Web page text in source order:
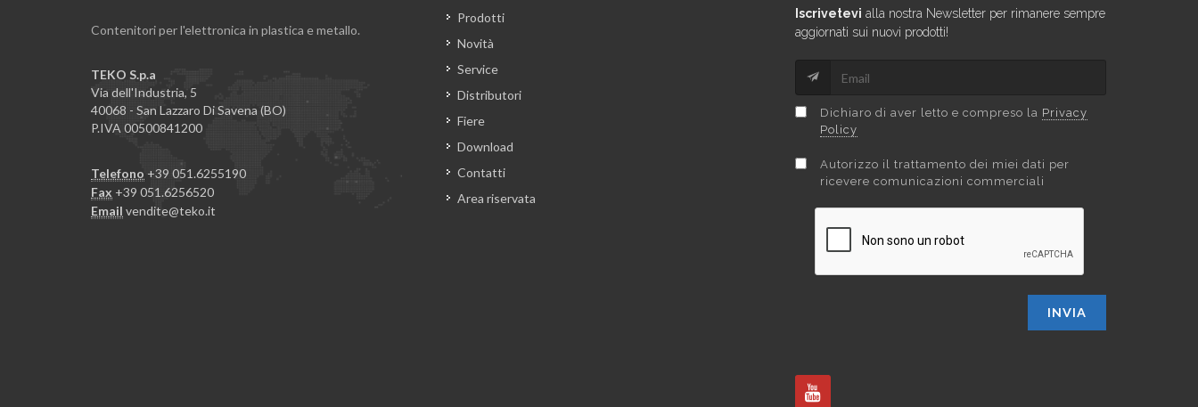
Contenitori per l'elettronica in plastica e metallo.
TEKO S.p.a
Via dell'Industria, 5
40068 - San Lazzaro Di Savena (BO)
P.IVA 00500841200
Telefono +39 051.6255190
Fax +39 051.6256520
Email vendite@teko.it
Prodotti
Novità
Service
Distributori
Fiere
Download
Contatti
Area riservata
Iscrivetevi alla nostra Newsletter per rimanere sempre
aggiornati sui nuovi prodotti!
Dichiaro di aver letto e compreso la Privacy
Policy
Autorizzo il trattamento dei miei dati per
ricevere comunicazioni commerciali
INVIA